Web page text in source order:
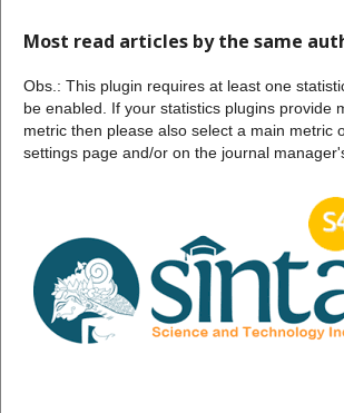
Most read articles by the same
Obs.: This plugin requires at least one
be enabled. If your statistics plugins provide
metric then please also select a main metric
settings page and/or on the journal